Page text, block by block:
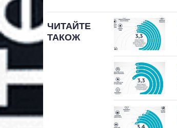
ЧИТАЙТЕ
ТАКОЖ